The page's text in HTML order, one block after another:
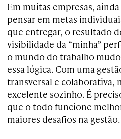
Em muitas empresas,
pensar em metas
que entregar, o resultado
visibilidade da “minha”
o mundo do trabalho
essa lógica. Com uma
transversal e colaborativa,
excelente sozinho. É
que o todo funcione
maiores desafios na gestão.